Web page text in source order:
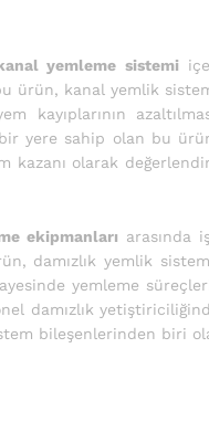
yemleme sistemi
ürün, kanal yemlik
kayıplarının
yere sahip olan bu
kazanı olarak
ekipmanları arasında
damızlık yemlik
yemleme
damızlık
bileşenlerinden biri